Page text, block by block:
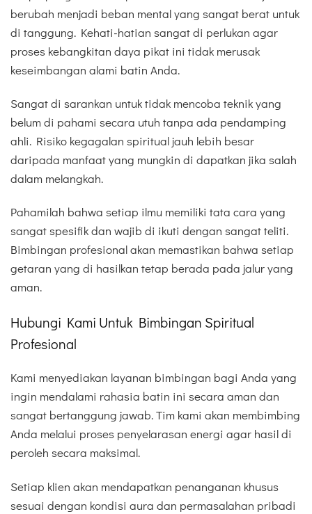
berubah menjadi beban mental yang sangat berat untuk
di tanggung. Kehati-hatian sangat di perlukan agar
proses kebangkitan daya pikat ini tidak merusak
keseimbangan alami batin Anda.
Sangat di sarankan untuk tidak mencoba teknik yang
belum di pahami secara utuh tanpa ada pendamping
ahli. Risiko kegagalan spiritual jauh lebih besar
daripada manfaat yang mungkin di dapatkan jika salah
dalam melangkah.
Pahamilah bahwa setiap ilmu memiliki tata cara yang
sangat spesifik dan wajib di ikuti dengan sangat teliti.
Bimbingan profesional akan memastikan bahwa setiap
getaran yang di hasilkan tetap berada pada jalur yang
aman.
Hubungi Kami Untuk Bimbingan Spiritual
Profesional
Kami menyediakan layanan bimbingan bagi Anda yang
ingin mendalami rahasia batin ini secara aman dan
sangat bertanggung jawab. Tim kami akan membimbing
Anda melalui proses penyelarasan energi agar hasil di
peroleh secara maksimal.
Setiap klien akan mendapatkan penanganan khusus
sesuai dengan kondisi aura dan permasalahan pribadi